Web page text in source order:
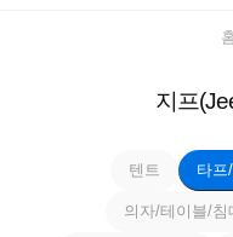
지프
텐트 타프
의자/테이블/침